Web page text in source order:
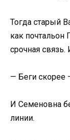
Тогда старый
как почтальон
срочная связь.
— Беги скорее
И Семеновна
линии.